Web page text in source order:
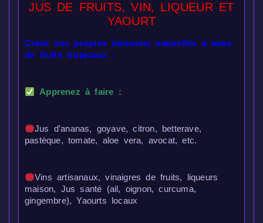
JUS DE FRUITS, VIN, LIQUEUR ET
YAOURT
Créez vos propres boissons naturelles à base
de fruits tropicaux :
Apprenez à faire :
Jus d’ananas, goyave, citron, betterave,
pastèque, tomate, aloe vera, avocat, etc.
Vins artisanaux, vinaigres de fruits, liqueurs
maison, Jus santé (ail, oignon, curcuma,
gingembre), Yaourts locaux